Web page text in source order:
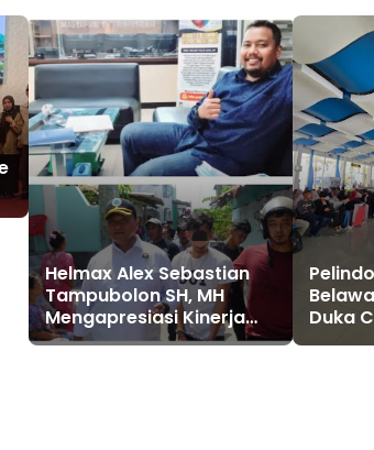
Helmax Alex Sebastian
Tampubolon SH, MH
Mengapresiasi Kinerja
Kepala Badan Narkotika
Duka